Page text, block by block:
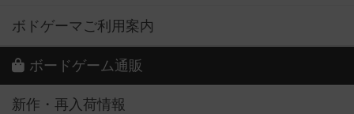
ボドゲーマご利用案内
ボードゲーム通販
新作・再入荷情報